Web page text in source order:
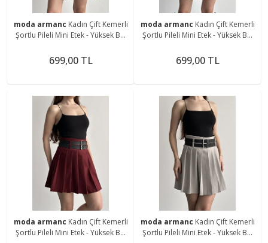
moda armanc Kadın Çift Kemerli
Şortlu Pileli Mini Etek - Yüksek Bel
Eteği
699,00 TL
moda armanc Kadın Çift Kemerli
Şortlu Pileli Mini Etek - Yüksek Bel
Eteği
699,00 TL
moda armanc Kadın Çift Kemerli
Şortlu Pileli Mini Etek - Yüksek Bel
moda armanc Kadın Çift Kemerli
Şortlu Pileli Mini Etek - Yüksek Bel